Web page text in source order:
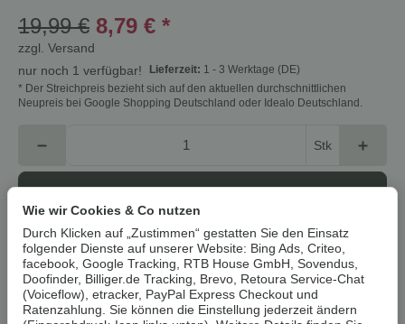
19,99 € 8,79 € *
zzgl. Versand
nur noch 1 verfügbar!
Lieferzeit: 1 - 3 Werktage (DE)
* Der Streichpreis bezieht sich auf den aktuellen durchschnittlichen
Neupreis bei Google Shopping Deutschland oder Idealo Deutschland.
Stk
Cookies erlauben
Artikelnummer: 4052916385951Z2
HAN:100387661001
Wie wir Cookies & Co nutzen
Durch Klicken auf „Zustimmen“ gestatten Sie den Einsatz
folgender Dienste auf unserer Website: Bing Ads, Criteo,
facebook, Google Tracking, RTB House GmbH, Sovendus,
Doofinder, Billiger.de Tracking, Brevo, Retoura Service-Chat
(Voiceflow), etracker, PayPal Express Checkout und
Ratenzahlung. Sie können die Einstellung jederzeit ändern